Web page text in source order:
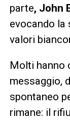
parte, John
evocando la
valori
Molti hanno
messaggio,
spontaneo
rimane: il